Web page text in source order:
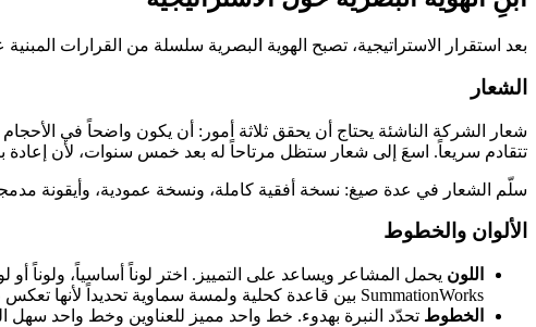
بعد استقرار الاستراتيجية، تصبح الهوية البصرية سلسلة من القرارات
الشعار
تتقادم سريعاً. اسعَ إلى شعار ستظل مرتاحاً له بعد خمس سنوات، لأن إعادة
سلّم الشعار في عدة صيغ: نسخة أفقية كاملة، ونسخة عمودية، وأيقونة
الألوان والخطوط
اللون يحمل المشاعر ويساعد على التمييز. اختر لوناً أساسياً، ولوناً
SummationWorks بين قاعدة كحلية ولمسة سماوية تحديداً لأنها تعكس طابعاً تقنياً وواثقاً.
الخطوط تحدّد النبرة بهدوء. خط واحد مميز للعناوين وخط واحد